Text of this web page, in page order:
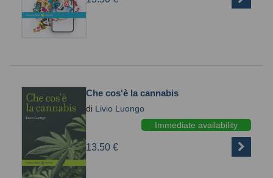
Che cos'è la cannabis
di Livio Luongo
Immediate availability
13.50 €